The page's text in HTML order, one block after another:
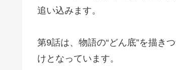
追い込みます。
第9話は、物語の“どん底”を描き
けとなっています。